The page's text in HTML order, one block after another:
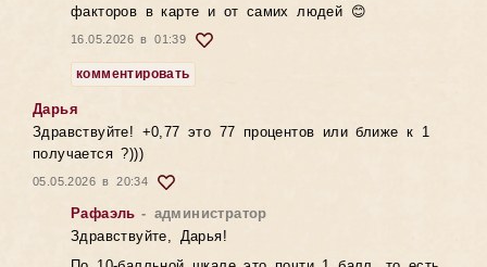
факторов в карте и от самих людей 😊
16.05.2026 в 01:39
комментировать
Дарья
Здравствуйте! +0,77 это 77 процентов или ближе к 1
получается ?)))
05.05.2026 в 20:34
Рафаэль - администратор
Здравствуйте, Дарья!